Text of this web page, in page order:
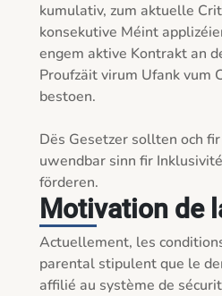
kumulativ, zum aktuelle
konsekutive Méint
engem aktive Kontrakt an
Proufzäit virum Ufank vum
bestoen.
Dës Gesetzer sollten och
uwendbar sinn fir
förderen.
Motivation de
Actuellement, les
parental stipulent que le
affilié au système de